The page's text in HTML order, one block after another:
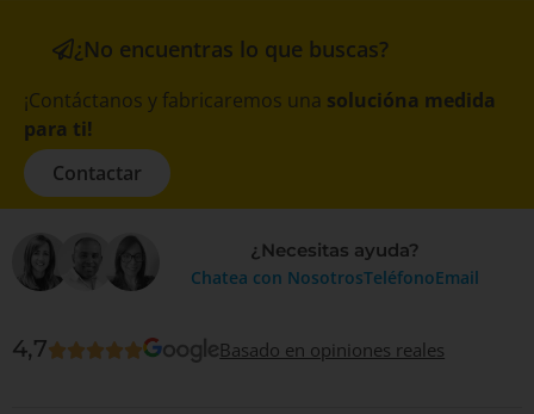
¿No encuentras lo que buscas?
¡Contáctanos y fabricaremos una solucióna medida
para ti!
Contactar
¿Necesitas ayuda?
Chatea con NosotrosTeléfonoEmail
4,7 Basado en opiniones reales